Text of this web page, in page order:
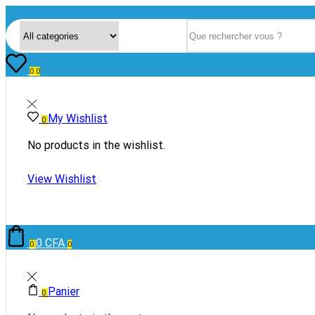
0 0
0 My Wishlist
No products in the wishlist.
View Wishlist
00CFA 0
0 Panier